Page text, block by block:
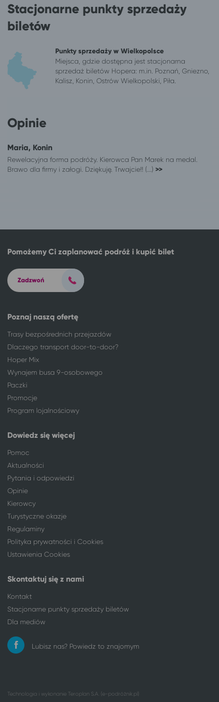
Łódź
Władysławowo
Mielenko, gm. Mielno
Łódź
Łódź
Sianożęty
Łódź
Gąski, gm. Mielno
Łódź
Sarbinowo gm. Mielno
Łódź
Łódź
Łódź
Łódź
Kudowa-Zdrój
Łódź
Mikołajki
Łódź
Duszniki-Zdrój
Dziwnów
Dziwnówek
Łódź
Międzyzdroje
Łódź
Pobierowo
Łódź
Wieniec Zdrój
Łódź
Karpacz
Łódź
Łódź
Polanica-Zdrój
Łódź
Łódź
Łódź
Grzybowo
Łódź
Kraków
Łódź
Łódź
Solec-Zdrój
Łódź
Łódź
Łódź
Kołobrzeg
Łódź
Łódź
Człuchów
Łódź
Człuchów
Łódź
Mrągowo
Łódź
Łódź
Ustka
Nowe Miasto Lubawskie
Oleśnica
Łódź
Olsztyn
Ostrowiec Świętokrzyski
Łódź
Stacjonarne punkty sprzedaży
biletów
Punkty sprzedaży w Wielkopolsce
Miejsca, gdzie dostępna jest stacjonarna
sprzedaż biletów Hopera: m.in. Poznań, Gniezno,
Kalisz, Konin, Ostrów Wielkopolski, Piła.
Opinie
Maria, Konin
Rewelacyjna forma podróży. Kierowca Pan Marek na medal.
Brawo dla firmy i załogi. Dziękuję. Trwajcie!! (...) >>
Poznaj naszą ofertę
Trasy bezpośrednich przejazdów
Dlaczego transport door-to-door?
Hoper Mix
Wynajem busa 9-osobowego
Paczki
Promocje
Program lojalnościowy
Dowiedz się więcej
Pomoc
Aktualności
Pytania i odpowiedzi
Opinie
Kierowcy
Turystyczne okazje
Regulaminy
Polityka prywatności i Cookies
Ustawienia Cookies
Skontaktuj się z nami
Kontakt
Stacjonarne punkty sprzedaży biletów
Dla mediów
Lubisz nas? Powiedz to znajomym
Pomożemy Ci zaplanować podróż i kupić bilet
Zadzwoń
Technologia i wykonanie Teroplan S.A. (e-podróżnik.pl)